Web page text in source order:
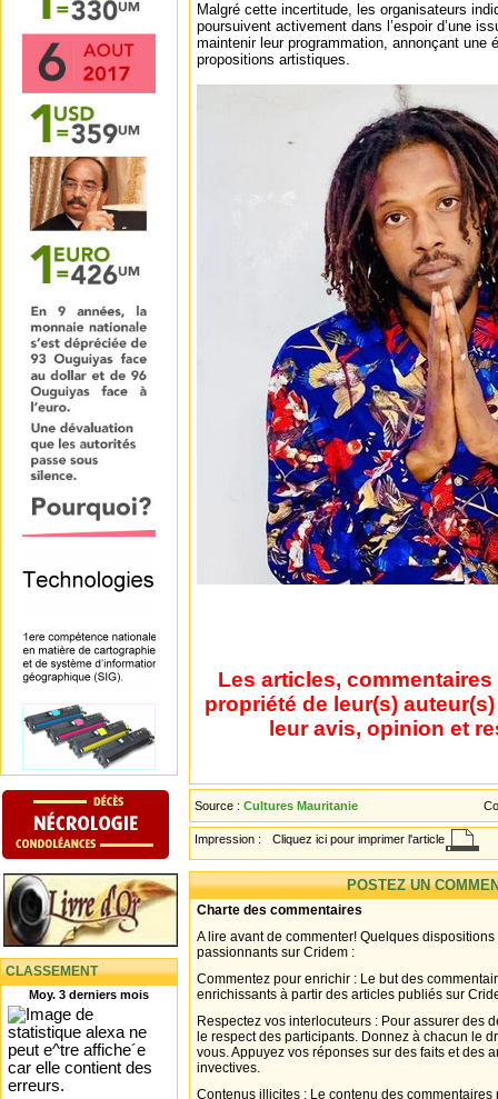
CLASSEMENT
Moy. 3 derniers mois
Malgré cette incertitude, les organisateurs
poursuivent activement dans l’espoir d’une
maintenir leur programmation, annonçant une
propositions artistiques.
Les articles,
propriété de leur(s)
leur avis, opinion et
Source : Cultures Mauritanie
Impression : Cliquez ici pour imprimer l'article
POSTEZ UN
Charte des commentaires
A lire avant de commenter! Quelques
passionnants sur Cridem :
Commentez pour enrichir : Le but des
enrichissants à partir des articles publiés sur
Respectez vos interlocuteurs : Pour assurer des
le respect des participants. Donnez à chacun le
vous. Appuyez vos réponses sur des faits et des
invectives.
Contenus illicites : Le contenu des